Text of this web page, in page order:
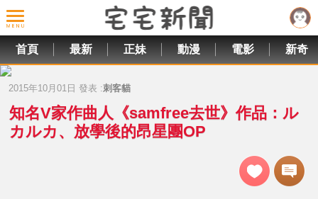
首頁 最新 正妹 動漫 電影 新奇
2015年10月01日 發表 :刺客貓
知名V家作曲人《samfree去世》作品：ル
カルカ、放學後的昂星團OP